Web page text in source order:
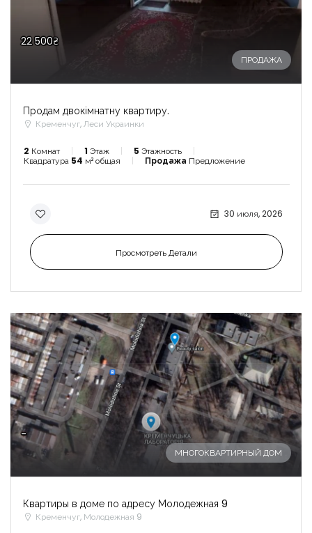
22 500₴
ПРОДАЖА
Продам двокімнатну квартиру.
Кременчуг, Леси Украинки
2 Комнат 1 Этаж 5 Этажность
Квадратура 54 м² общая Продажа Предложение
30 июля, 2026
Просмотреть Детали
-
МНОГОКВАРТИРНЫЙ ДОМ
Квартиры в доме по адресу Молодежная 9
Кременчуг, Молодежная 9